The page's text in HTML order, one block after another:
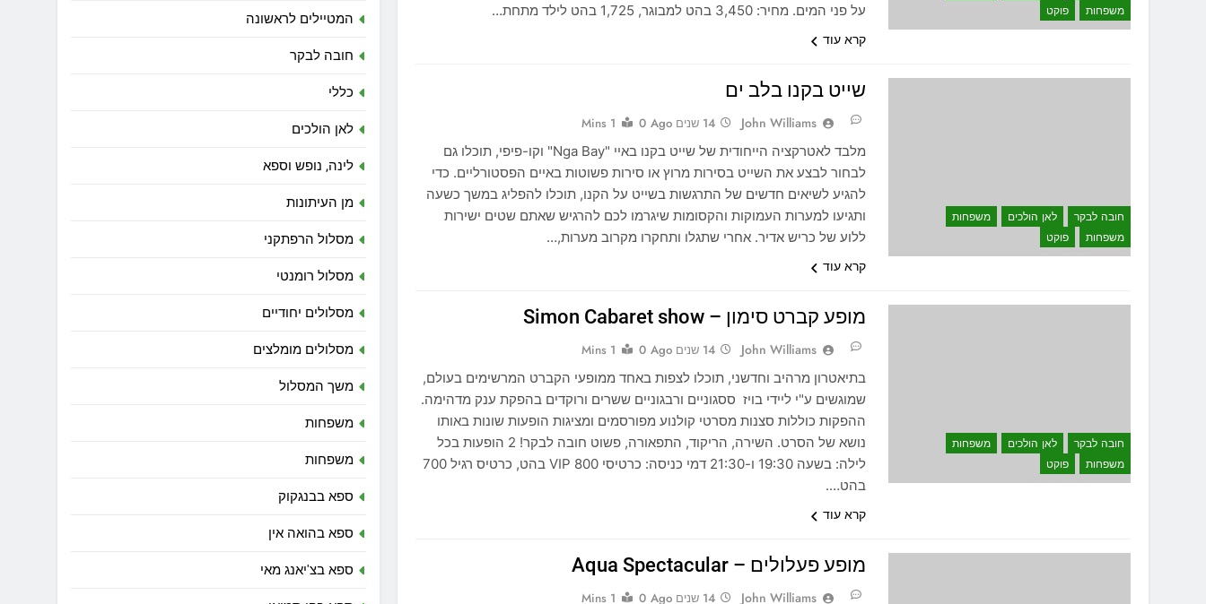
משפחות
פוקט
על פני המים. מחיר: 3,450 בהט למבוגר, 1,725 בהט לילד מתחת…
קרא עוד
חובה לבקר לאן הולכים
משפחות
משפחות
פוקט
שייט בקנו בלב ים
John Williams 14 שנים Ago 0
1 Mins
מלבד לאטרקציה הייחודית של שייט בקנו באיי "Nga Bay" וקו-פיפי, תוכלו גם
לבחור לבצע את השייט בסירות מרוץ או סירות פשוטות באיים הפסטורליים. כדי
להגיע לשיאים חדשים של התרגשות בשייט על הקנו, תוכלו להפליג במשך כשעה
ותגיעו למערות העמוקות והקסומות שיגרמו לכם להרגיש שאתם שטים ישירות
ללוע של כריש אדיר. אחרי שתגלו ותחקרו מקרוב מערות,…
קרא עוד
חובה לבקר לאן הולכים
משפחות
משפחות
פוקט
מופע קברט סימון – Simon Cabaret show
John Williams 14 שנים Ago 0
1 Mins
בתיאטרון מרהיב וחדשני, תוכלו לצפות באחד ממופעי הקברט המרשימים בעולם,
שמוגשים ע"י ליידי בויז ססגוניים ורבגוניים ששרים ורוקדים בהפקת ענק מדהימה.
ההפקות כוללות סצנות מסרטי קולנוע מפורסמים ומציגות הופעות שונות באותו
נושא של הסרט. השירה, הריקוד, התפאורה, פשוט חובה לבקר! 2 הופעות בכל
לילה: בשעה 19:30 ו-21:30 דמי כניסה: כרטיסי VIP 800 בהט, כרטיס רגיל 700
בהט….
קרא עוד
מופע פעלולים – Aqua Spectacular
John Williams 14 שנים Ago 0
1 Mins
המטיילים לראשונה
חובה לבקר
כללי
לאן הולכים
לינה, נופש וספא
מן העיתונות
מסלול הרפתקני
מסלול רומנטי
מסלולים יחודיים
מסלולים מומלצים
משך המסלול
משפחות
משפחות
ספא בבנגקוק
ספא בהואה אין
ספא בצ'יאנג מאי